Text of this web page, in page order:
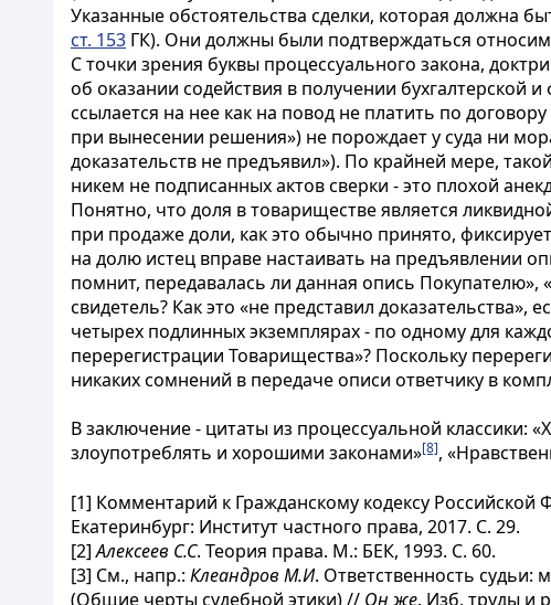
Указанные обстоятельства сделки, которая должна
ст. 153 ГК). Они должны были подтверждаться
С точки зрения буквы процессуального закона,
об оказании содействия в получении бухгалтерской
ссылается на нее как на повод не платить по
при вынесении решения») не порождает у суда ни
доказательств не предъявил»). По крайней мере,
никем не подписанных актов сверки - это плохой
Понятно, что доля в товариществе является
при продаже доли, как это обычно принято,
на долю истец вправе настаивать на предъявлении
помнит, передавалась ли данная опись Покупателю»,
свидетель? Как это «не представил
четырех подлинных экземплярах - по одному для
перерегистрации Товарищества»? Поскольку
никаких сомнений в передаче описи ответчику в
В заключение - цитаты из процессуальной классики:
злоупотреблять и хорошими законами»[8],
[1] Комментарий к Гражданскому кодексу Российской
Екатеринбург: Институт частного права, 2017. С. 29.
[2] Алексеев С.С. Теория права. М.: БЕК, 1993. С. 60.
[3] См., напр.: Клеандров М.И. Ответственность
(Общие черты судебной этики) // Он же. Изб. труды и